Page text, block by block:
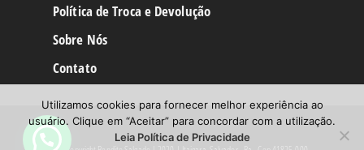
Política de Troca e Devolução
Sobre Nós
Contato
Utilizamos cookies para fornecer melhor experiência ao
usuário. Clique em “Aceitar” para concordar com a utilização.
Leia Política de Privacidade